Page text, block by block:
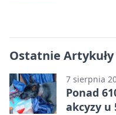
Ostatnie Artykuły
7 sierpnia
Ponad
akcyzy u